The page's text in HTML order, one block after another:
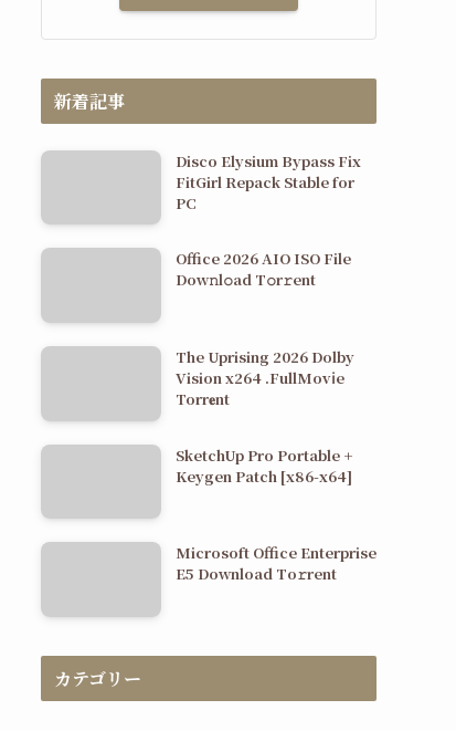
新着記事
Disco Elysium Bypass Fix
FitGirl Repack Stable for
PC
Office 2026 AIO ISO File
Dоw𝚗l𝚘ad T𝚘r𝚛ent
The Uprising 2026 Dolby
Vision x264 .FullMov𝗂e
Torr𝐞nt
SketchUp Pro Portable +
Keygen Patch [x86-x64]
Microsoft Office Enterprise
E5 Dоwnlоad Tо𝚛rеnt
カテゴリー